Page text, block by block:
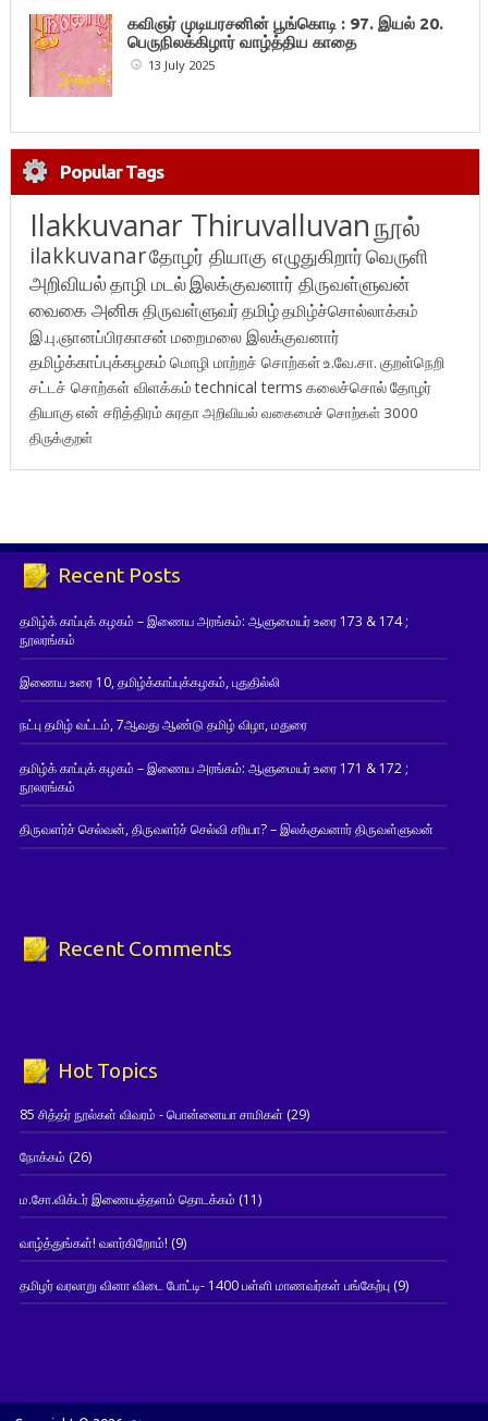
கவிஞர் முடியரசனின் பூங்கொடி : 97. இயல் 20.
பெருநிலக்கிழார் வாழ்த்திய காதை
13 July 2025
Popular Tags
Ilakkuvanar Thiruvalluvanநூல்
ilakkuvanarதோழர் தியாகு எழுதுகிறார்வெருளி
அறிவியல்தாழி மடல்இலக்குவனார் திருவள்ளுவன்
வைகை அனிசுதிருவள்ளுவர்தமிழ்தமிழ்ச்சொல்லாக்கம்
இ.பு.ஞானப்பிரகாசன் மறைமலை இலக்குவனார்
தமிழ்க்காப்புக்கழகம் மொழி மாற்றச் சொற்கள்உ.வே.சா. குறள்நெறி
சட்டச் சொற்கள் விளக்கம்technical terms கலைச்சொல்தோழர்
தியாகுஎன் சரித்திரம்சுரதாஅறிவியல் வகைமைச் சொற்கள் 3000
திருக்குறள்
Recent Posts
தமிழ்க் காப்புக் கழகம் – இணைய அரங்கம்: ஆளுமையர் உரை 173 & 174 ;
நூலரங்கம்
இணைய உரை 10, தமிழ்க்காப்புக்கழகம், புதுதில்லி
நட்பு தமிழ் வட்டம், 7ஆவது ஆண்டு தமிழ் விழா, மதுரை
தமிழ்க் காப்புக் கழகம் – இணைய அரங்கம்: ஆளுமையர் உரை 171 & 172 ;
நூலரங்கம்
திருவளர்ச் செல்வன், திருவளர்ச் செல்வி சரியா? – இலக்குவனார் திருவள்ளுவன்
Recent Comments
Hot Topics
85 சித்தர் நூல்கள் விவரம் - பொன்னையா சாமிகள் (29)
நோக்கம் (26)
ம.சோ.விக்டர் இணையத்தளம் தொடக்கம் (11)
வாழ்த்துங்கள்! வளர்கிறோம்! (9)
தமிழர் வரலாறு வினா விடை போட்டி- 1400 பள்ளி மாணவர்கள் பங்கேற்பு(9)